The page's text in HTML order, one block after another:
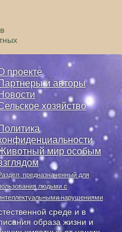
проекте
и авторы
хозяйство
мир особым
предназначенный для
людьми с
нарушениями
среде и в
образа жизни и